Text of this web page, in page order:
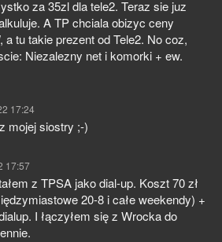
za 35zl dla tele2. Teraz sie juz
A TP chciala obizyc ceny
a tu takie prezent od Tele2. No coz,
Niezalezny net i komorki + ew.
17:24
mojej siostry ;-)
17:57
z TPSA jako dial-up. Koszt 70 zł
20-8 i całe weekendy) +
I łączyłem się z Wrocka do